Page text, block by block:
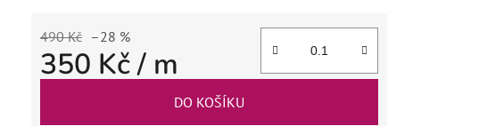
490 Kč –28 %
350 Kč/ m
DO KOŠÍKU